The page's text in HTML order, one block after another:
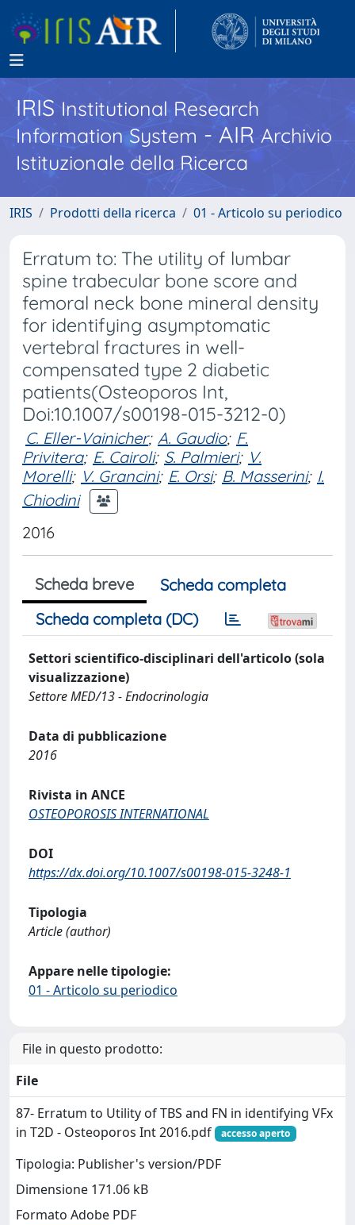
IRISInstitutional Research
Information System - AIR Archivio
Istituzionale della Ricerca
IRIS Prodotti della ricerca 01 - Articolo su periodico
Erratum to: The utility of lumbar
spine trabecular bone score and
femoral neck bone mineral density
for identifying asymptomatic
vertebral fractures in well-
compensated type 2 diabetic
patients(Osteoporos Int,
Doi:10.1007/s00198-015-3212-0)
C. Eller-Vainicher; A. Gaudio; F.
Privitera; E. Cairoli; S. Palmieri; V.
Morelli; V. Grancini; E. Orsi; B. Masserini; I.
Chiodini
2016
Scheda breve
Scheda completa
Scheda completa (DC)
Settori scientifico-disciplinari dell'articolo (sola
visualizzazione)
Settore MED/13 - Endocrinologia
Data di pubblicazione
2016
Rivista in ANCE
OSTEOPOROSIS INTERNATIONAL
DOI
https://dx.doi.org/10.1007/s00198-015-3248-1
Tipologia
Article (author)
Appare nelle tipologie:
01 - Articolo su periodico
File in questo prodotto:
File
87- Erratum to Utility of TBS and FN in identifying VFx
in T2D - Osteoporos Int 2016.pdf
accesso aperto
Tipologia: Publisher's version/PDF
Dimensione 171.06 kB
Formato Adobe PDF